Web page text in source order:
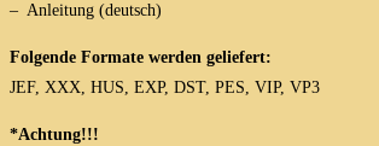
– Anleitung (deutsch)
Folgende Formate werden geliefert:
JEF, XXX, HUS, EXP, DST, PES, VIP, VP3
*Achtung!!!